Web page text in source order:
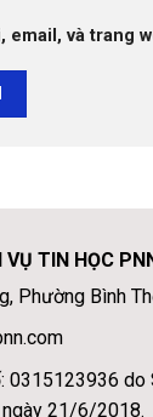
email, và trang
TIN HỌC
Phường Bình
0315123936 do
ngày 21/6/2018.